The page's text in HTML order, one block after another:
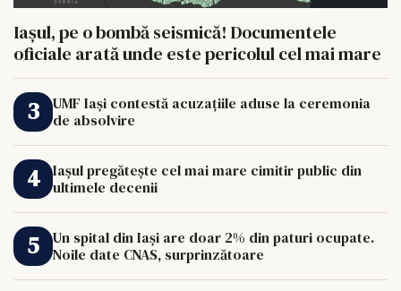
Iașul, pe o bombă seismică! Documentele
oficiale arată unde este pericolul cel mai mare
UMF Iași contestă acuzațiile aduse la ceremonia
de absolvire
Iașul pregătește cel mai mare cimitir public din
ultimele decenii
Un spital din Iași are doar 2% din paturi ocupate.
Noile date CNAS, surprinzătoare